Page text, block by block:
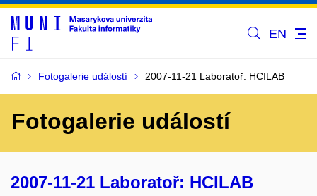
EN
Fotogalerie událostí 2007-11-21 Laboratoř: HCILAB
Fotogalerie událostí
2007-11-21 Laboratoř: HCILAB